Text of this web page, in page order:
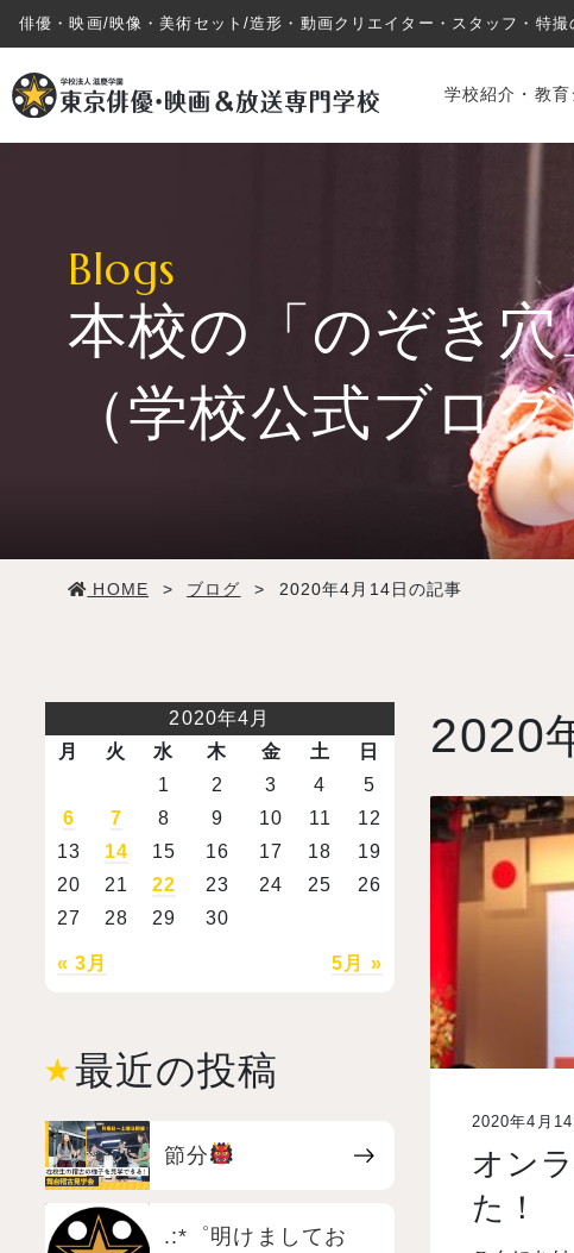
俳優・映画/映像・美術セット/造形・動画クリエイター・スタッフ・特撮
学校紹介・教育
専攻・コース紹介
入試案内
オープンキャンパス
訪問者別メニュー
Blogs
本校の「のぞき穴
（学校公式ブロ
HOME > ブログ > 2020年4月14日の記事
2020
2020年4月14
オン
た！
2020年4月
月
火 水 木 金 土 日
« 3月 5月 »
1 2 3 4
5
6
7 8 9 10 11
12
13
14 15 16 17 18
19
20
21 22 23 24 25
26
27
28 29 30
最近の投稿
節分
.:*゜明けましてお